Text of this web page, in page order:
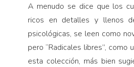
A menudo se dice que los
ricos en detalles y llenos
psicológicas, se leen como
pero “Radicales libres”, como
esta colección, más bien